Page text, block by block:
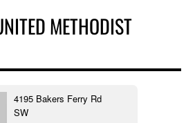
METHODIST
4195 Bakers Ferry Rd
SW